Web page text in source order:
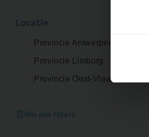
Provincie Antwerpen
Provincie Limburg
Provincie Oost-Vlaanderen
Wis alle filters